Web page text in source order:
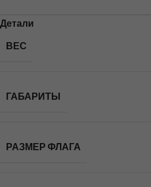
Детали
ВЕС
ГАБАРИТЫ
РАЗМЕР ФЛАГА